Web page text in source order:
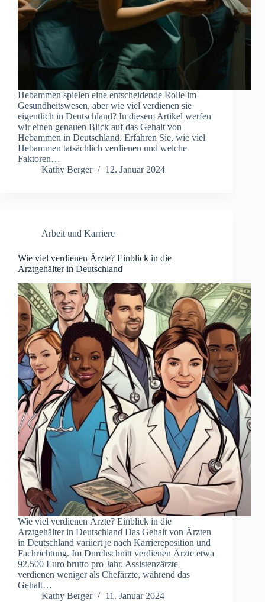
Hebammen spielen eine entscheidende Rolle im
Gesundheitswesen, aber wie viel verdienen sie
eigentlich in Deutschland? In diesem Artikel werfen
wir einen genauen Blick auf das Gehalt von
Hebammen in Deutschland. Erfahren Sie, wie viel
Hebammen tatsächlich verdienen und welche
Faktoren…
Kathy Berger
12. Januar 2024
Arbeit und Karriere
Wie viel verdienen Ärzte? Einblick in die
Arztgehälter in Deutschland
Wie viel verdienen Ärzte? Einblick in die
Arztgehälter in Deutschland Das Gehalt von Ärzten
in Deutschland variiert je nach Karriereposition und
Fachrichtung. Im Durchschnitt verdienen Ärzte etwa
92.500 Euro brutto pro Jahr. Assistenzärzte
verdienen weniger als Chefärzte, während das
Gehalt…
Kathy Berger
11. Januar 2024